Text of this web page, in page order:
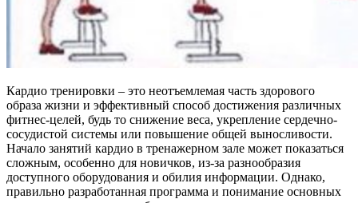
Кардио тренировки – это неотъемлемая часть здорового
образа жизни и эффективный способ достижения различных
фитнес-целей, будь то снижение веса, укрепление сердечно-
сосудистой системы или повышение общей выносливости.
Начало занятий кардио в тренажерном зале может показаться
сложным, особенно для новичков, из-за разнообразия
доступного оборудования и обилия информации. Однако,
правильно разработанная программа и понимание основных